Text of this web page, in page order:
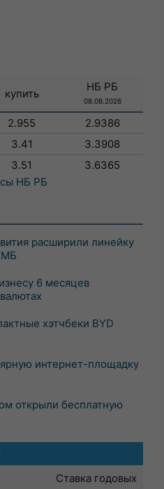
купить
НБ РБ
08.08.2026
2.955
2.9386
3.41
3.3908
3.51
3.6365
НБ РБ
расширили линейку
6 месяцев
хэтчбеки BYD
интернет-площадку
открыли бесплатную
Ставка годовых